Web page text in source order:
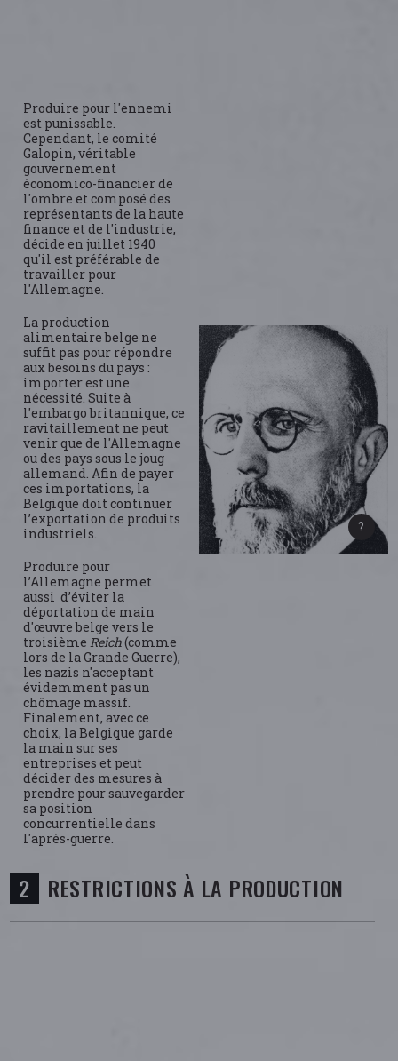
Produire pour l'ennemi
est punissable.
Cependant, le comité
Galopin, véritable
gouvernement
économico-financier de
l'ombre et composé des
représentants de la haute
finance et de l'industrie,
décide en juillet 1940
qu'il est préférable de
travailler pour
l'Allemagne.
La production
alimentaire belge ne
suffit pas pour répondre
aux besoins du pays :
importer est une
nécessité. Suite à
l'embargo britannique, ce
ravitaillement ne peut
venir que de l'Allemagne
ou des pays sous le joug
allemand. Afin de payer
ces importations, la
Belgique doit continuer
l’exportation de produits
industriels.
Produire pour
l’Allemagne permet
aussi d’éviter la
déportation de main
d'œuvre belge vers le
troisièmeReich(comme
lors de la Grande Guerre),
les nazis n'acceptant
évidemment pas un
chômage massif.
Finalement, avec ce
choix, la Belgique garde
la main sur ses
entreprises et peut
décider des mesures à
prendre pour sauvegarder
sa position
concurrentielle dans
l'après-guerre.
RESTRICTIONS À LA PRODUCTION